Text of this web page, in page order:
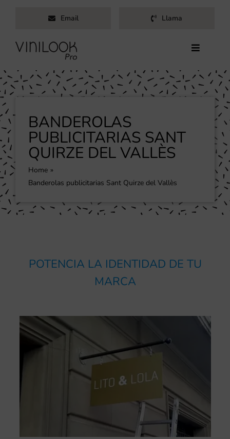
contenido
Email Llama
Toggle
Inicio
Servicios
Productos
Trabajos
Nosotros
Blog
Contacto
BANDEROLAS
PUBLICITARIAS SANT
QUIRZE DEL VALLÈS
Home
Banderolas publicitarias Sant Quirze del Vallès
POTENCIA LA IDENTIDAD DE TU
MARCA